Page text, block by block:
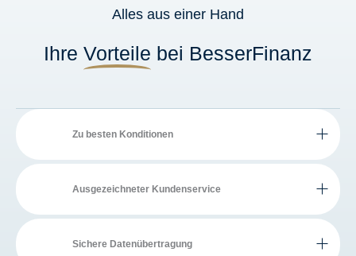
Alles aus einer Hand
Ihre Vorteile bei BesserFinanz
Zu besten Konditionen
Ausgezeichneter Kundenservice
Sichere Datenübertragung